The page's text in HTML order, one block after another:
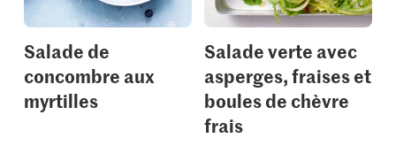
Salade de
concombre aux
myrtilles
Salade verte avec
asperges, fraises et
boules de chèvre
frais